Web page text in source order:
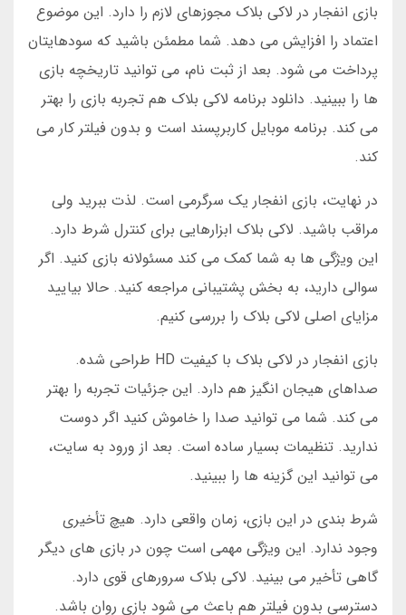
بازی انفجار در لاکی بلاک مجوزهای لازم را دارد. این موضوع
اعتماد را افزایش می دهد. شما مطمئن باشید که سودهایتان
پرداخت می شود. بعد از ثبت نام، می توانید تاریخچه بازی
ها را ببینید. دانلود برنامه لاکی بلاک هم تجربه بازی را بهتر
می کند. برنامه موبایل کاربرپسند است و بدون فیلتر کار می
کند.
در نهایت، بازی انفجار یک سرگرمی است. لذت ببرید ولی
مراقب باشید. لاکی بلاک ابزارهایی برای کنترل شرط دارد.
این ویژگی ها به شما کمک می کند مسئولانه بازی کنید. اگر
سوالی دارید، به بخش پشتیبانی مراجعه کنید. حالا بیایید
مزایای اصلی لاکی بلاک را بررسی کنیم.
بازی انفجار در لاکی بلاک با کیفیت HD طراحی شده.
صداهای هیجان انگیز هم دارد. این جزئیات تجربه را بهتر
می کند. شما می توانید صدا را خاموش کنید اگر دوست
ندارید. تنظیمات بسیار ساده است. بعد از ورود به سایت،
می توانید این گزینه ها را ببینید.
شرط بندی در این بازی، زمان واقعی دارد. هیچ تأخیری
وجود ندارد. این ویژگی مهمی است چون در بازی های دیگر
گاهی تأخیر می بینید. لاکی بلاک سرورهای قوی دارد.
دسترسی بدون فیلتر هم باعث می شود بازی روان باشد.